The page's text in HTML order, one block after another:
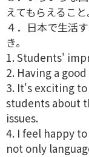
えてもらえること
４．日本で生活
き。
1. Students'
2. Having a
3. It's exciting
students about
issues.
4. I feel happy
not only